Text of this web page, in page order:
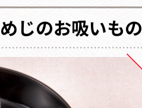
じのお吸いもの